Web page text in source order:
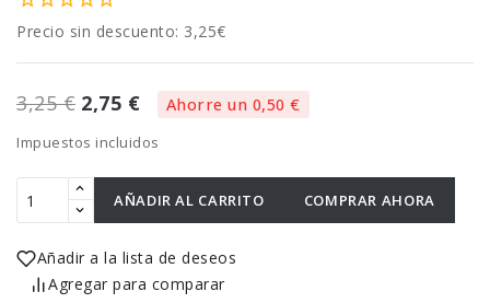
Precio sin descuento: 3,25€
3,25 € 2,75 € Ahorre un 0,50 €
Impuestos incluidos
AÑADIR AL CARRITO COMPRAR AHORA
Añadir a la lista de deseos
Agregar para comparar